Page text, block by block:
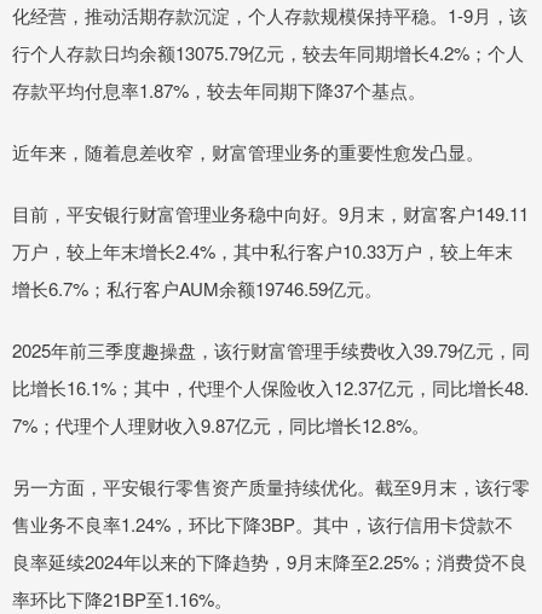
化经营，推动活期存款沉淀，个人存款规模保持平稳。1-9月，该
行个人存款日均余额13075.79亿元，较去年同期增长4.2%；个人
存款平均付息率1.87%，较去年同期下降37个基点。
近年来，随着息差收窄，财富管理业务的重要性愈发凸显。
目前，平安银行财富管理业务稳中向好。9月末，财富客户149.11
万户，较上年末增长2.4%，其中私行客户10.33万户，较上年末
增长6.7%；私行客户AUM余额19746.59亿元。
2025年前三季度趣操盘，该行财富管理手续费收入39.79亿元，同
比增长16.1%；其中，代理个人保险收入12.37亿元，同比增长48.
7%；代理个人理财收入9.87亿元，同比增长12.8%。
另一方面，平安银行零售资产质量持续优化。截至9月末，该行零
售业务不良率1.24%，环比下降3BP。其中，该行信用卡贷款不
良率延续2024年以来的下降趋势，9月末降至2.25%；消费贷不良
率环比下降21BP至1.16%。